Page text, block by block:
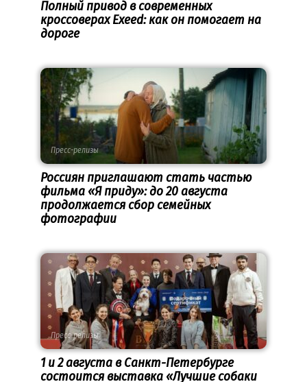
Полный привод в современных
кроссоверах Exeed: как он помогает на
дороге
Пресс-релизы
Россиян приглашают стать частью
фильма «Я приду»: до 20 августа
продолжается сбор семейных
фотографии
Пресс-релизы
1 и 2 августа в Санкт-Петербурге
состоится выставка «Лучшие собаки